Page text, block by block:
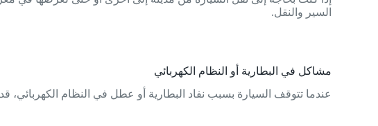
السير والنقل.
مشاكل في البطارية أو النظام الكهربائي
عندما تتوقف السيارة بسبب نفاد البطارية أو عطل في النظام